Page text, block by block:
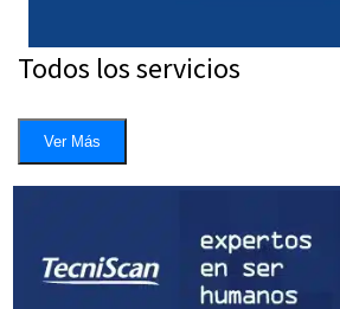
Todos los servicios
Ver Más